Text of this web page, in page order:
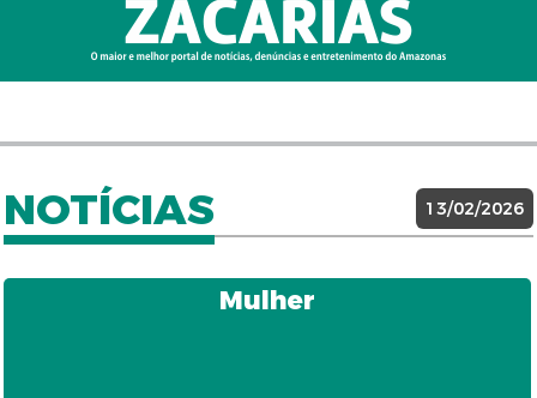
NOTÍCIAS 13/02/2026
Mulher